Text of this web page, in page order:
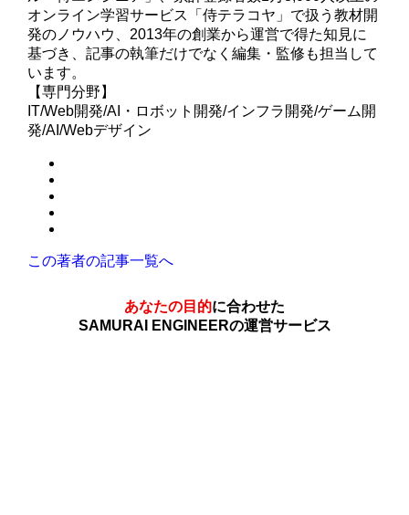
オンライン学習サービス「侍テラコヤ」で扱う教材開
発のノウハウ、2013年の創業から運営で得た知見に
基づき、記事の執筆だけでなく編集・監修も担当して
います。
【専門分野】
IT/Web開発/AI・ロボット開発/インフラ開発/ゲーム開
発/AI/Webデザイン
この著者の記事一覧へ
あなたの目的に合わせた
SAMURAI ENGINEERの運営サービス